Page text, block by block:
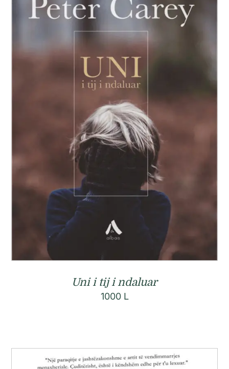
Uni i tij i ndaluar
1000 L